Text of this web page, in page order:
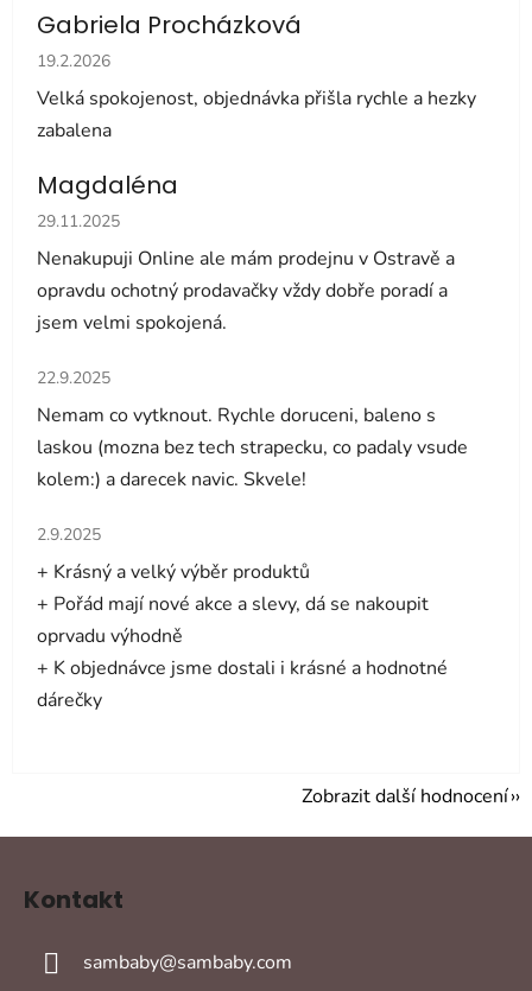
Gabriela Procházková
Hodnocení obchodu je 5 z 5 hvězdiček.
19.2.2026
Velká spokojenost, objednávka přišla rychle a hezky
zabalena
Magdaléna
Hodnocení obchodu je 5 z 5 hvězdiček.
29.11.2025
Nenakupuji Online ale mám prodejnu v Ostravě a
opravdu ochotný prodavačky vždy dobře poradí a
jsem velmi spokojená.
Hodnocení obchodu je 5 z 5 hvězdiček.
22.9.2025
Nemam co vytknout. Rychle doruceni, baleno s
laskou (mozna bez tech strapecku, co padaly vsude
kolem:) a darecek navic. Skvele!
Hodnocení obchodu je 5 z 5 hvězdiček.
2.9.2025
+ Krásný a velký výběr produktů
+ Pořád mají nové akce a slevy, dá se nakoupit
oprvadu výhodně
+ K objednávce jsme dostali i krásné a hodnotné
dárečky
Zobrazit další hodnocení
Z
Kontakt
sambaby@sambaby.com